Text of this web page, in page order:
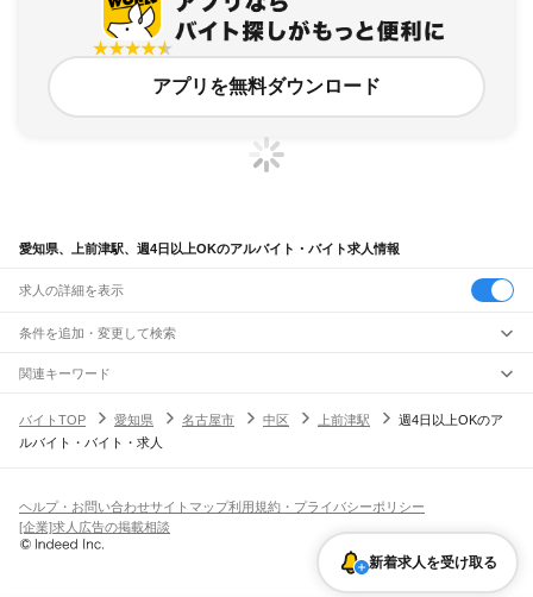
アプリを無料ダウンロード
愛知県、上前津駅、週4日以上OKのアルバイト・バイト求人情報
求人の詳細を表示
条件を追加・変更して検索
市区町村を追加・変更
愛知県すべて
名古屋市 すべて
豊橋市岡崎市一宮市瀬戸市半田市春日井市豊川市津島市碧南市刈谷市
安城市西尾市蒲郡市 小牧市稲沢市新城市東海市大府市
知多市知立市 日進市 田原市愛西市
清須市
愛知郡西春日井郡 丹羽郡 海部郡
駅を追加・変更
JR飯田線(豊橋～天竜峡)
豊橋駅 船町駅 三河一宮駅
大海駅 鳥居駅長篠城駅本長篠駅
三河川合駅
職種を追加・変更
飲食・フードサービスすべて
ホールスタッフキッチンスタッフ
パン屋（ベーカリー）
バー（BAR）・バーテンダー
飲食店（店長・マネージャー）
人気
日払いOK高校生歓迎 髪型・髪色自由
留学生・外国人活躍中
雇用形態を追加・変更
関連キーワード
バイトTOP
愛知県 名古屋市 中区 上前津駅
週4日以上OKのア
ルバイト・バイト・求人
新着求人を受け取る
ヘルプ・お問い合わせサイトマップ利用規約・プライバシーポリシー
[企業]求人広告の掲載相談